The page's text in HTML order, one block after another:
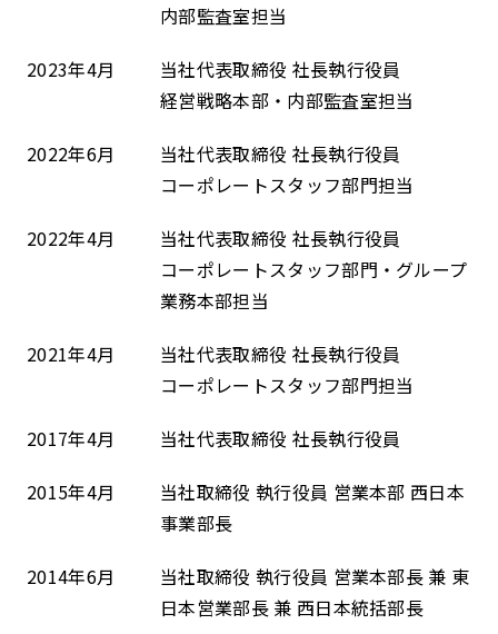
内部監査室担当
2023年4月
当社代表取締役 社長執行役員
経営戦略本部・内部監査室担当
2022年6月
当社代表取締役 社長執行役員
コーポレートスタッフ部門担当
2022年4月
当社代表取締役 社長執行役員
コーポレートスタッフ部門・グループ
業務本部担当
2021年4月
当社代表取締役 社長執行役員
コーポレートスタッフ部門担当
2017年4月
当社代表取締役 社長執行役員
2015年4月
当社取締役 執行役員 営業本部 西日本
事業部長
2014年6月
当社取締役 執行役員 営業本部長 兼 東
日本営業部長 兼 西日本統括部長